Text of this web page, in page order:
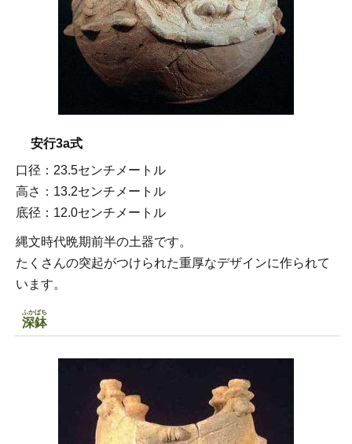
安行3a式
口径：23.5センチメートル
高さ：13.2センチメートル
底径：12.0センチメートル
縄文時代晩期前半の土器です。
たくさんの突起がつけられた重厚なデザインに作られて
います。
深鉢
ふかばち